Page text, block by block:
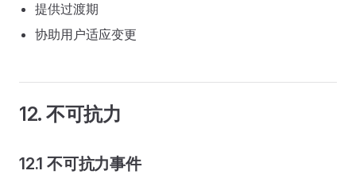
提供过渡期
协助用户适应变更
12. 不可抗力
12.1 不可抗力事件